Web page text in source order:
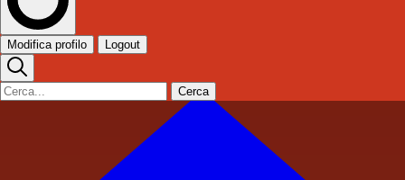
Modifica profilo Logout
Cerca